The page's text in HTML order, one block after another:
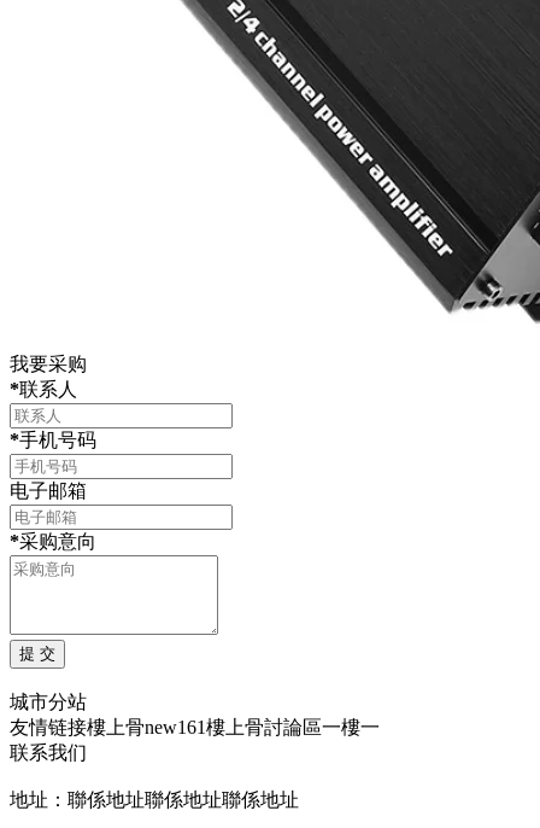
我要采购
*联系人
*手机号码
电子邮箱
*采购意向
城市分站
友情链接樓上骨new161樓上骨討論區一樓一
联系我们
地址：聯係地址聯係地址聯係地址